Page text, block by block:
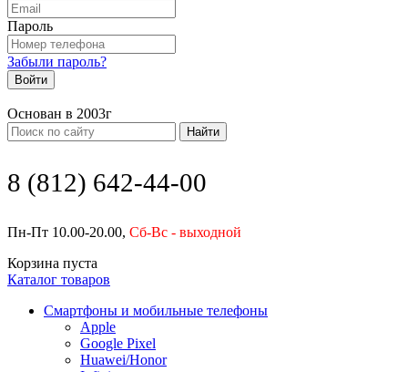
Пароль
Забыли пароль?
Войти
Основан в 2003г
Найти
8 (812) 642-44-00
Пн-Пт 10.00-20.00, Сб-Вс - выходной
Корзина пуста
Каталог товаров
Смартфоны и мобильные телефоны
Apple
Google Pixel
Huawei/Honor